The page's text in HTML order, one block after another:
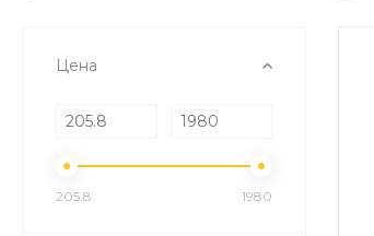
Цена
205.8 1980